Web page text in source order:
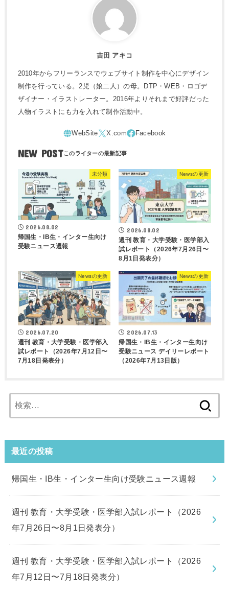
吉田 アキコ
2010年からフリーランスでウェブサイト制作を中心にデザイン
制作を行っている。2児（娘二人）の母。DTP・WEB・ロゴデ
ザイナー・イラストレーター。2016年よりそれまで好評だった
人物イラストにも力を入れて制作活動中。
NEW POST
未分類
2026.08.02
帰国生・IB生・インター生向け
受験ニュース週報
Newsの更新
2026.08.02
週刊 教育・大学受験・医学部入
試レポート（2026年7月26日〜
8月1日発表分）
Newsの更新
2026.07.20
週刊 教育・大学受験・医学部入
試レポート（2026年7月12日〜
7月18日発表分）
Newsの更新
2026.07.13
帰国生・IB生・インター生向け
受験ニュース デイリーレポート
（2026年7月13日版）
索:
最近の投稿
帰国生・IB生・インター生向け受験ニュース週報
週刊 教育・大学受験・医学部入試レポート（2026
年7月26日〜8月1日発表分）
週刊 教育・大学受験・医学部入試レポート（2026
年7月12日〜7月18日発表分）